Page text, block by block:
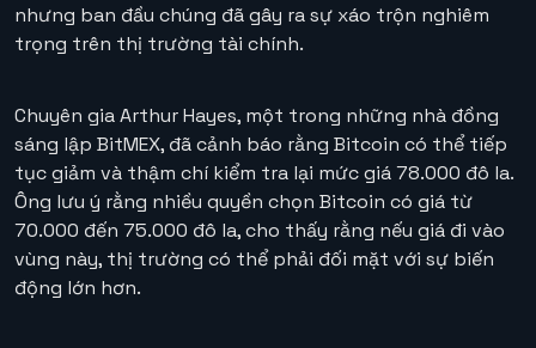
nhưng ban đầu chúng đã gây ra sự xáo trộn nghiêm
trọng trên thị trường tài chính.
Chuyên gia Arthur Hayes, một trong những nhà đồng
sáng lập BitMEX, đã cảnh báo rằng Bitcoin có thể tiếp
tục giảm và thậm chí kiểm tra lại mức giá 78.000 đô la.
Ông lưu ý rằng nhiều quyền chọn Bitcoin có giá từ
70.000 đến 75.000 đô la, cho thấy rằng nếu giá đi vào
vùng này, thị trường có thể phải đối mặt với sự biến
động lớn hơn.